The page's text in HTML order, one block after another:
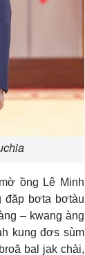
ồng Lê Minh
đăp bơta bơtàu
– kwang àng
kung đơs sùm
bal jak chài,